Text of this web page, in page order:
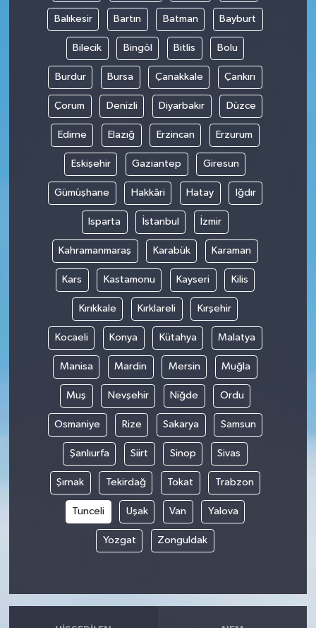
Balıkesir Bartın Batman Bayburt
Bilecik Bingöl Bitlis Bolu
Burdur Bursa Çanakkale Çankırı
Çorum Denizli Diyarbakır Düzce
Edirne Elazığ Erzincan Erzurum
Eskişehir Gaziantep Giresun
Gümüşhane Hakkâri Hatay Iğdır
Isparta İstanbul İzmir
Kahramanmaraş Karabük Karaman
Kars Kastamonu Kayseri Kilis
Kırıkkale Kırklareli Kırşehir
Kocaeli Konya Kütahya Malatya
Manisa Mardin Mersin Muğla
Muş Nevşehir Niğde Ordu
Osmaniye Rize Sakarya Samsun
Şanlıurfa Siirt Sinop Sivas
Şırnak Tekirdağ Tokat Trabzon
Tunceli Uşak Van Yalova
Yozgat Zonguldak